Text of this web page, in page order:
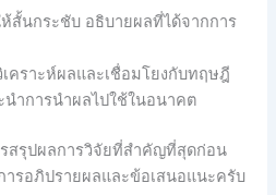
สั้นกระชับ อธิบายผลที่ได้จากการ
เคราะห์ผลและเชื่อมโยงกับทฤษฎี
นำการนำผลไปใช้ในอนาคต
สรุปผลการวิจัยที่สำคัญที่สุดก่อน
รอภิปรายผลและข้อเสนอแนะครับ